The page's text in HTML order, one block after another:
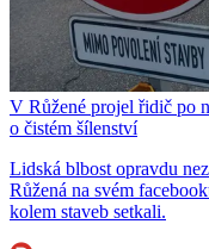
V Růžené projel řidič po
o čistém šílenství
Lidská blbost opravdu
Růžená na svém
kolem staveb setkali.